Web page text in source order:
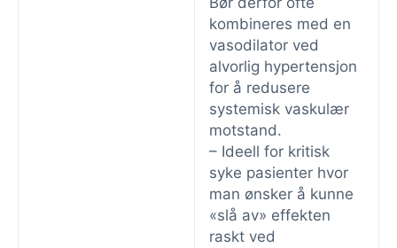
kombineres med en
vasodilator ved
alvorlig hypertensjon
for å redusere
systemisk vaskulær
motstand.
– Ideell for kritisk
syke pasienter hvor
man ønsker å kunne
«slå av» effekten
raskt ved